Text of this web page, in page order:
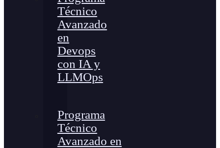
Técnico
Avanzado
en
Devops
con IA y
LLMOps
Programa
Técnico
Avanzado en